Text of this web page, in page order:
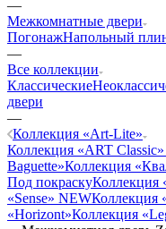
—
Межкомнатные двери
ПогонажНапольный
—
Все коллекции
Классические
двери
—
Коллекция «Art-Lite»
Коллекция «ART
Baguette»Коллекция
Под покраскуКоллекция
«Sense» NEWКоллекция
«Horizont»Коллекция